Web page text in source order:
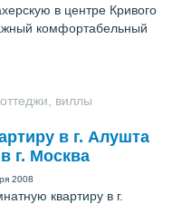
в центре Кривого
комфортабельный
виллы
в г. Алушта
г. Москва
2008
квартиру в г.